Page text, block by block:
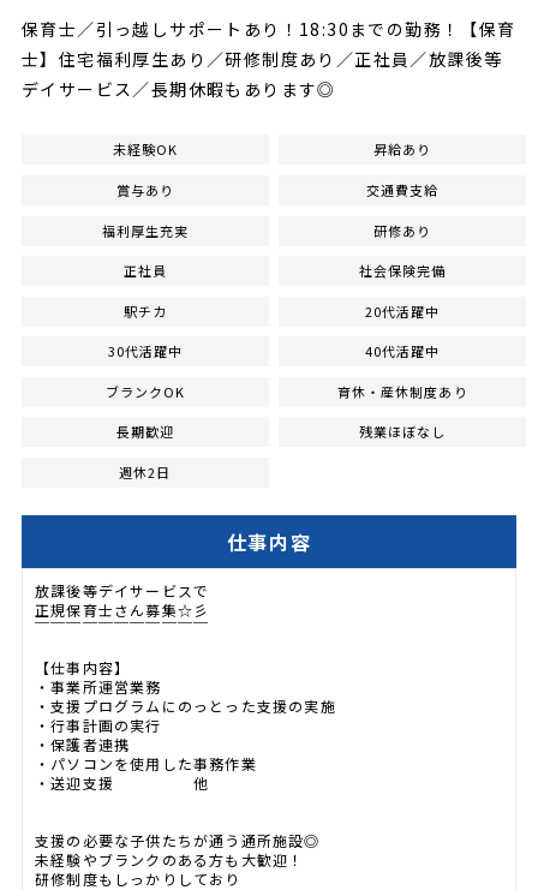
保育士／引っ越しサポートあり！18:30までの勤務！【保育
士】住宅福利厚生あり／研修制度あり／正社員／放課後等
デイサービス／長期休暇もあります◎
未経験OK 昇給あり
賞与あり 交通費支給
福利厚生充実 研修あり
正社員 社会保険完備
駅チカ 20代活躍中
30代活躍中 40代活躍中
ブランクOK 育休・産休制度あり
長期歓迎 残業ほぼなし
週休2日
仕事内容
放課後等デイサービスで
正規保育士さん募集☆彡
￣￣￣￣￣￣￣￣￣￣￣
【仕事内容】
・事業所運営業務
・支援プログラムにのっとった支援の実施
・行事計画の実行
・保護者連携
・パソコンを使用した事務作業
・送迎支援 他
支援の必要な子供たちが通う通所施設◎
未経験やブランクのある方も大歓迎！
研修制度もしっかりしており